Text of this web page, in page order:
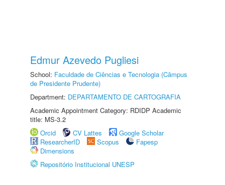
Edmur Azevedo Pugliesi
School: Faculdade de Ciências e Tecnologia (Câmpus
de Presidente Prudente)
Department: DEPARTAMENTO DE CARTOGRAFIA
Academic Appointment Category: RDIDP Academic
title: MS-3.2
Orcid
CV Lattes
Google Scholar
ResearcherID
Scopus
Fapesp
Dimensions
Repositório Institucional UNESP